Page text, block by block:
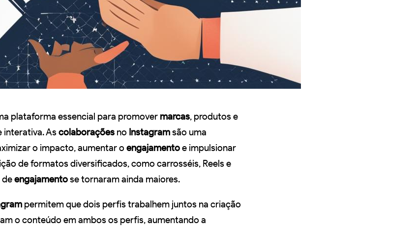
plataforma essencial para promover marcas, produtos e
interativa. Ascolaborações no Instagramsão uma
o impacto, aumentar o engajamentoe impulsionar
de formatos diversificados, como carrosséis, Reels e
deengajamentose tornaram ainda maiores.
permitem que dois perfis trabalhem juntos na criação
o conteúdo em ambos os perfis, aumentando a